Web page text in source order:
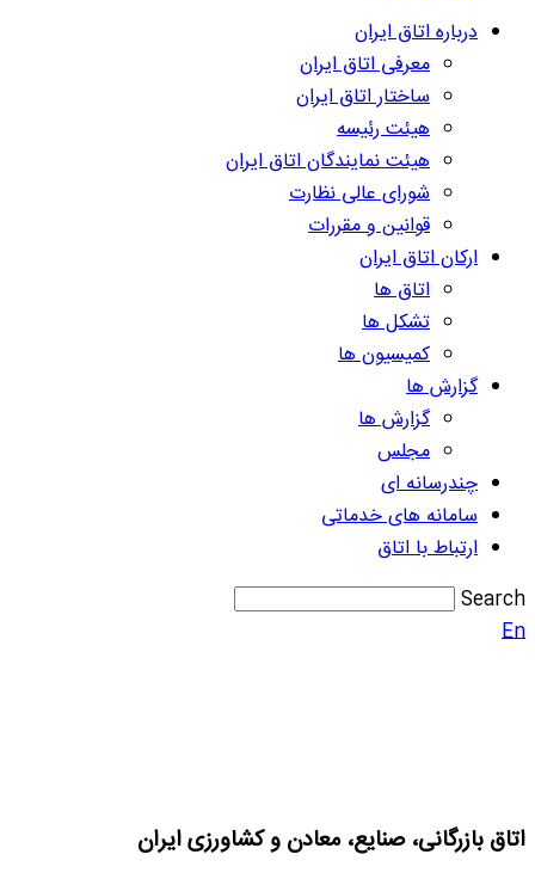
درباره اتاق ایران
معرفی اتاق ایران
ساختار اتاق ایران
هیئت رئیسه
هیئت نمایندگان اتاق ایران
شورای عالی نظارت
قوانین و مقررات
ارکان اتاق ایران
اتاق ها
تشکل ها
کمیسیون ها
گزارش ها
گزارش ها
مجلس
چندرسانه ای
سامانه های خدماتی
ارتباط با اتاق
Search
En
اتاق بازرگانی، صنایع، معادن و کشاورزی ایران